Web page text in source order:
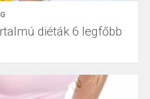
diéták 6 legfőbb